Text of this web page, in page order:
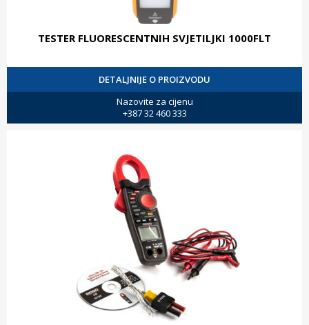
TESTER FLUORESCENTNIH SVJETILJKI 1000FLT
DETALJNIJE O PROIZVODU
Nazovite za cijenu
+387 32 460 333